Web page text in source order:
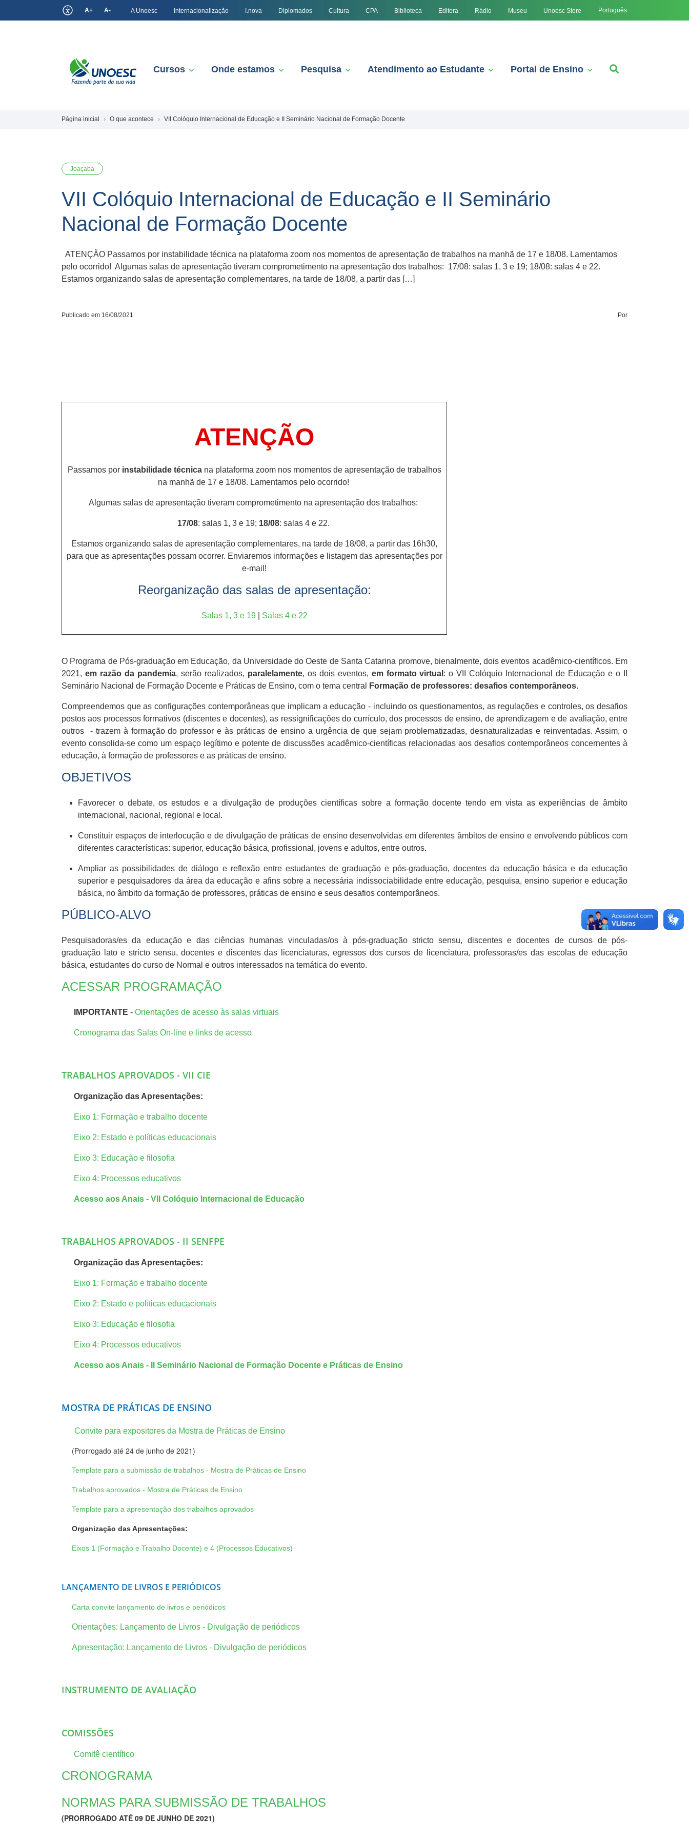
A+ A- A Unoesc Internacionalização I.nova Diplomados Cultura CPA Biblioteca Editora Rádio Museu Unoesc Store Português
Cursos Onde estamos Pesquisa Atendimento ao Estudante Portal de Ensino
Página inicial O que acontece VII Colóquio Internacional de Educação e II Seminário Nacional de Formação Docente
Joaçaba
VII Colóquio Internacional de Educação e II Seminário
Nacional de Formação Docente
​ATENÇÃO Passamos por instabilidade técnica na plataforma zoom nos momentos de apresentação de trabalhos na manhã de 17 e 18/08. Lamentamos
pelo ocorrido! Algumas salas de apresentação tiveram comprometimento na apresentação dos trabalhos: 17/08: salas 1, 3 e 19; 18/08: salas 4 e 22.
Estamos organizando salas de apresentação complementares, na tarde de 18/08, a partir das […]
Publicado em 16/08/2021 Por
​ATENÇÃO
Passamos por instabilidade técnicana plataforma zoom nos momentos de apresentação de trabalhos
na manhã de 17 e 18/08. Lamentamos pelo ocorrido!
Algumas salas de apresentação tiveram comprometimento na apresentação dos trabalhos:
17/08: salas 1, 3 e 19; 18/08: salas 4 e 22.
Estamos organizando salas de apresentação complementares, na tarde de 18/08, a partir das 16h30,
para que as apresentações possam ocorrer. Enviaremos informações e listagem das apresentações por
e-mail!
Reorganização das salas de apresentação:
Salas 1, 3 e 19 Salas 4 e 22
O Programa de Pós-graduação em Educação, da Universidade do Oeste de Santa Catarina promove, bienalmente, dois eventos acadêmico-científicos. Em
2021, em razão da pandemia, serão realizados, paralelamente, os dois eventos, em formato virtual : o VII Colóquio Internacional de Educação e o II
Seminário Nacional de Formação Docente e Práticas de Ensino, com o tema central
Formação de professores: desafios contemporâneos.
Compreendemos que as configurações contemporâneas que implicam a educação - incluindo os questionamentos, as regulações e controles, os desafios
postos aos processos formativos (discentes e docentes), as ressignificações do currículo, dos processos de ensino, de aprendizagem e de avaliação, entre
outros - trazem à formação do professor e às práticas de ensino a urgência de que sejam problematizadas, desnaturalizadas e reinventadas. Assim, o
evento consolida-se como um espaço legítimo e potente de discussões acadêmico-científicas relacionadas aos desafios contemporâneos concernentes à
educação, à formação de professores e as práticas de ensino.
OBJETIVOS
Favorecer o debate, os estudos e a divulgação de produções científicas sobre a formação docente tendo em vista as experiências de âmbito
internacional, nacional, regional e local.
Constituir espaços de interlocução e de divulgação de práticas de ensino desenvolvidas em diferentes âmbitos de ensino e envolvendo públicos com
diferentes características: superior, educação básica, profissional, jovens e adultos, entre outros.
Ampliar as possibilidades de diálogo e reflexão entre estudantes de graduação e pós-graduação, docentes da educação básica e da educação
superior e pesquisadores da área da educação e afins sobre a necessária indissociabilidade entre educação, pesquisa, ensino superior e educação
básica, no âmbito da formação de professores, práticas de ensino e seus desafios contemporâneos.
PÚBLICO-ALVO
Pesquisadoras/es da educação e das ciências humanas vinculadas/os à pós-graduação stricto sensu, discentes e docentes de cursos de pós-
graduação lato e stricto sensu, docentes e discentes das licenciaturas, egressos dos cursos de licenciatura, professoras/es das escolas de educação
básica, estudantes do curso de Normal e outros interessados na temática do evento.
ACESSAR PROGRAMAÇÃO
IMPORTANTE - Orientações de acesso às salas virtuais
Cronograma das Salas On-line e links de acesso
TRABALHOS APROVADOS - VII CIE
Organização das Apresentações:
Eixo 1: Formação e trabalho docente
Eixo 2: Estado e políticas educacionais
Eixo 3: Educação e filosofia
Eixo 4: Processos educativos
Acesso aos Anais - VII Colóquio Internacional de Educação
TRABALHOS APROVADOS - II SENFPE
Organização das Apresentações:
Eixo 1: Formação e trabalho docente
Eixo 2: Estado e políticas educacionais
Eixo 3: Educação e filosofia
Eixo 4: Processos educativos
Acesso aos Anais - II Seminário Nacional de Formação Docente e Práticas de Ensino
MOSTRA DE PRÁTICAS DE ENSINO
Convite para expositores da Mostra de Práticas de Ensino
(Prorrogado até 24 de junho de 2021)
Template para a submissão de trabalhos - Mostra de Práticas de Ensino
Trabalhos aprovados - Mostra de Práticas de Ensino
Template para a apresentação dos trabalhos aprovados
Organização das Apresentações:
Eixos 1 (Formação e Trabalho Docente) e 4 (Processos Educativos)
LANÇAMENTO DE LIVROS E PERIÓDICOS
Carta convite lançamento de livros e periódicos
Orientações: Lançamento de Livros - Divulgação de periódicos
Apresentação: Lançamento de Livros - Divulgação de periódicos
INSTRUMENTO DE AVALIAÇÃO
COMISSÕES
Comitê científico
CRONOGRAMA
NORMAS PARA SUBMISSÃO DE TRABALHOS
(PRORROGADO ATÉ 09 DE JUNHO DE 2021)